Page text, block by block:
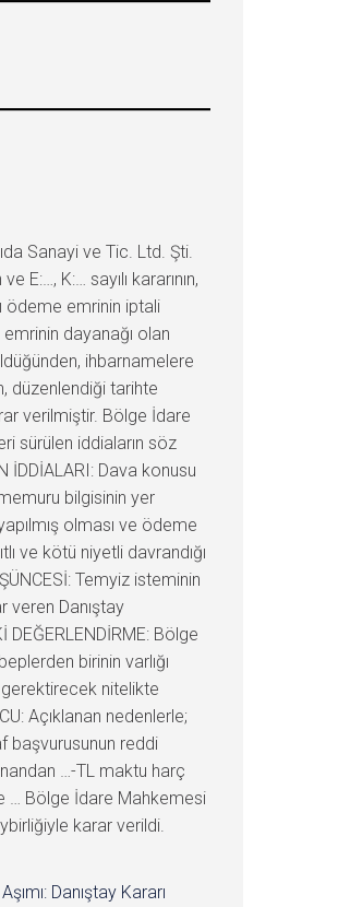
Sanayi ve Tic. Ltd. Şti.
K:… sayılı kararının,
ödeme emrinin iptali
dayanağı olan
ihbarnamelere
düzenlendiği tarihte
verilmiştir. Bölge İdare
sürülen iddiaların söz
İDDİALARI: Dava konusu
bilgisinin yer
olması ve ödeme
ve kötü niyetli davrandığı
Temyiz isteminin
veren Danıştay
Bölge
birinin varlığı
gerektirecek nitelikte
Açıklanan nedenlerle;
başvurusunun reddi
…-TL maktu harç
… Bölge İdare Mahkemesi
karar verildi.
Danıştay Kararı